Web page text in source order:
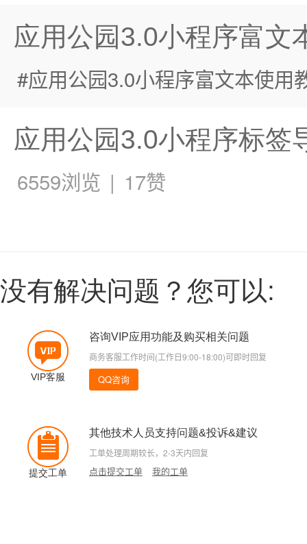
应用公园3.0小程序富文
应用公园3.0小程序富文本使用
应用公园3.0小程序标签
6559浏览 | 17赞
没有解决问题？您可以:
VIP客服
咨询VIP应用功能及购买相关问题
商务客服工作时间(工作日9:00-18:00)可即时回复
QQ咨询
提交工单
其他技术人员支持问题&投诉&建议
工单处理周期较长，2-3天内回复
点击提交工单 我的工单